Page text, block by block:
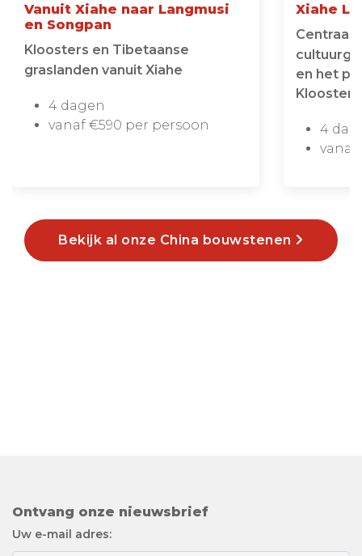
Vanuit Xiahe naar Langmusi
en Songpan
Kloosters en Tibetaanse
graslanden vanuit Xiahe
4 dagen
vanaf €590 per persoon
Xiahe
Centraal
en het
Klooster
4
vanaf
Bekijk al onze China bouwstenen
Ontvang onze nieuwsbrief
Uw e-mail adres: